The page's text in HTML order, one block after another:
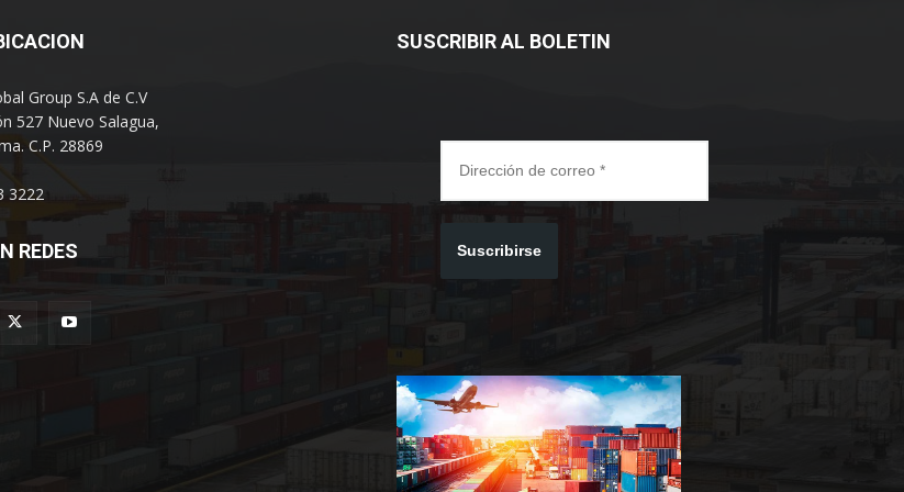
Group S.A de C.V
527 Nuevo Salagua,
C.P. 28869
3222
REDES
SUSCRIBIR AL BOLETIN
Suscribirse